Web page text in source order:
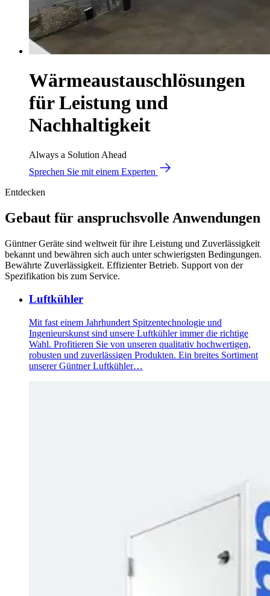
Wärmeaustauschlösungen
für Leistung und
Nachhaltigkeit
Always a Solution Ahead
Sprechen Sie mit einem Experten
Entdecken
Gebaut für anspruchsvolle Anwendungen
Güntner Geräte sind weltweit für ihre Leistung und Zuverlässigkeit
bekannt und bewähren sich auch unter schwierigsten Bedingungen.
Bewährte Zuverlässigkeit. Effizienter Betrieb. Support von der
Spezifikation bis zum Service.
Luftkühler
Mit fast einem Jahrhundert Spitzentechnologie und
Ingenieurskunst sind unsere Luftkühler immer die richtige
Wahl. Profitieren Sie von unseren qualitativ hochwertigen,
robusten und zuverlässigen Produkten. Ein breites Sortiment
unserer Güntner Luftkühler…